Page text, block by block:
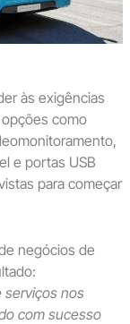
às exigências
como
e portas USB
para começar
negócios de
serviços nos
com sucesso